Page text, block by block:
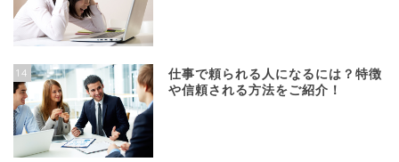
14
仕事で頼られる人になるには？特徴
や信頼される方法をご紹介！